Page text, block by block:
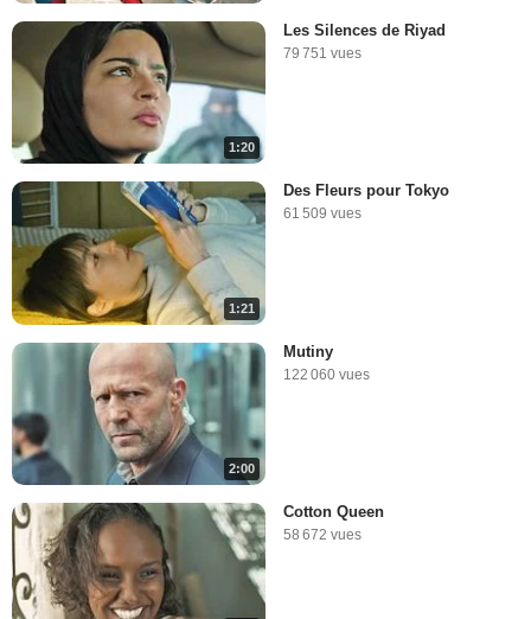
1:20
Les Silences de Riyad
79 751 vues
1:21
Des Fleurs pour Tokyo
61 509 vues
2:00
Mutiny
122 060 vues
Cotton Queen
58 672 vues